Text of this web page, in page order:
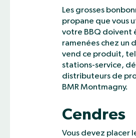
Les grosses
propane que vous
votre BBQ doivent
ramenées chez un
vend ce produit,
stations-service,
distributeurs de
BMR Montmagny.
Cendres
Vous devez placer